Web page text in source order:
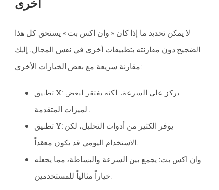
أخرى
لا يمكن تحديد ما إذا كان « وان اكس بت » يستحق كل هذا
الضجيج دون مقارنته بتطبيقات أخرى في نفس المجال. إليك
مقارنة سريعة مع بعض الخيارات الأخرى:
تطبيق X:
الميزات المتقدمة.
تطبيق Y:
الاستخدام اليومي قد يكون معقداً.
وان اكس بت: يجمع بين السرعة والبساطة، مما يجعله
خياراً مثالياً للمستخدمين.